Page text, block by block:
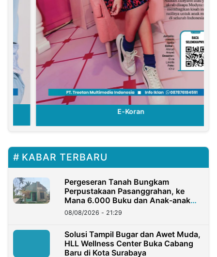
E-Koran
KABAR TERBARU
Pergeseran Tanah Bungkam
Perpustakaan Pasanggrahan, ke
Mana 6.000 Buku dan Anak-anak
Kini?
08/08/2026 - 21:29
Solusi Tampil Bugar dan Awet Muda,
HLL Wellness Center Buka Cabang
Baru di Kota Surabaya